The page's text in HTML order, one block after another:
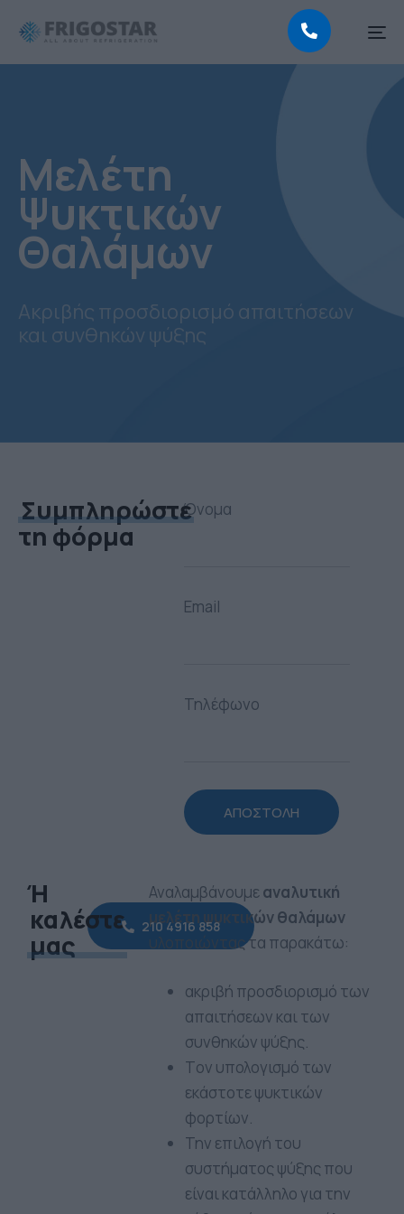
Μελέτη
Ψυκτικών
Θαλάμων
Ακριβής προσδιορισμό απαιτήσεων
και συνθηκών ψύξης
Συμπληρώστε
τη φόρμα
Όνομα
Email
Τηλέφωνο
Ή
καλέστε
μας
210 4916 858
Αναλαμβάνουμεαναλυτική
μελέτη ψυκτικών θαλάμων
υλοποιώντας τα παρακάτω:
ακριβή προσδιορισμό των
απαιτήσεων και των
συνθηκών ψύξης.
Tον υπολογισμό των
εκάστοτε ψυκτικών
φορτίων.
Την επιλογή του
συστήματος ψύξης που
είναι κατάλληλο για την